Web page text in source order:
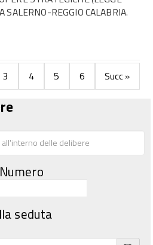
REGGIO CALABRIA.
3 4 5 6 Succ »
seduta